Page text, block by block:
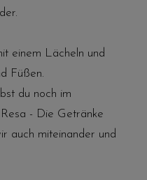
einem Lächeln und
Füßen.
du noch im
- Die Getränke
auch miteinander und